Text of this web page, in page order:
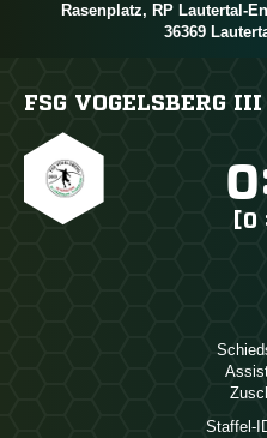
Rasenplatz, RP Lautertal-
36369
FSG VOGELSBERG III

[0
Staffel-